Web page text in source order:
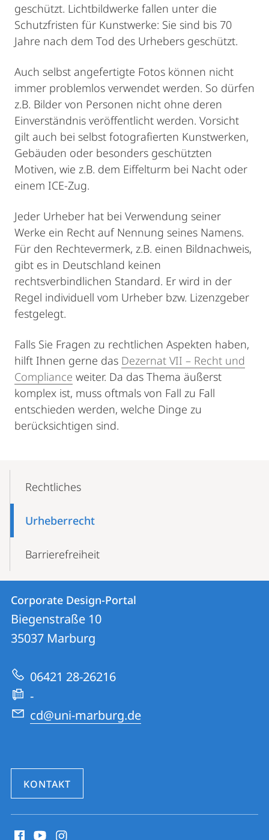
geschützt. Lichtbildwerke fallen unter die
Schutzfristen für Kunstwerke: Sie sind bis 70
Jahre nach dem Tod des Urhebers geschützt.
Auch selbst angefertigte Fotos können nicht
immer problemlos verwendet werden. So dürfen
z.B. Bilder von Personen nicht ohne deren
Einverständnis veröffentlicht werden. Vorsicht
gilt auch bei selbst fotografierten Kunstwerken,
Gebäuden oder besonders geschützten
Motiven, wie z.B. dem Eiffelturm bei Nacht oder
einem ICE-Zug.
Jeder Urheber hat bei Verwendung seiner
Werke ein Recht auf Nennung seines Namens.
Für den Rechtevermerk, z.B. einen Bildnachweis,
gibt es in Deutschland keinen
rechtsverbindlichen Standard. Er wird in der
Regel individuell vom Urheber bzw. Lizenzgeber
festgelegt.
Falls Sie Fragen zu rechtlichen Aspekten haben,
hilft Ihnen gerne das Dezernat VII – Recht und
Compliance weiter. Da das Thema äußerst
komplex ist, muss oftmals von Fall zu Fall
entschieden werden, welche Dinge zu
berücksichtigen sind.
NavigationRechtliches
Urheberrecht
Barrierefreiheit
Kontakt
und
Informationen
zur
Website
Kontaktinformationen
Corporate
Design-
Portal
Corporate Design-Portal
Biegenstraße 10
35037 Marburg
06421 28-26216
-
cd@uni-marburg.de
KONTAKT